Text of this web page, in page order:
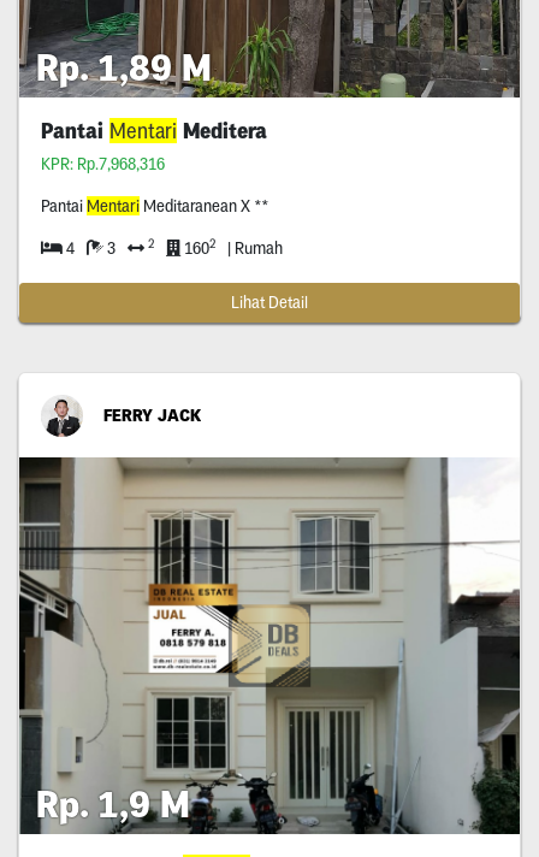
Rp. 1,89 M
Pantai Mentari Meditera
KPR: Rp.7,968,316
Pantai MentariMeditaranean X **
4 3 2 1602 | Rumah
Lihat Detail
FERRY JACK
Rp. 1,9 M